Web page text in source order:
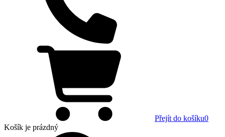
Přejít do košíku0
Košík je prázdný